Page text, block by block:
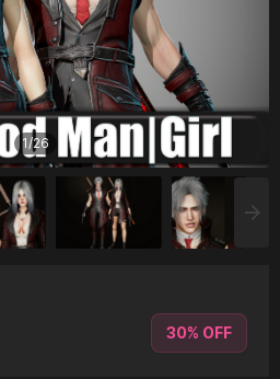
1/26
30% OFF